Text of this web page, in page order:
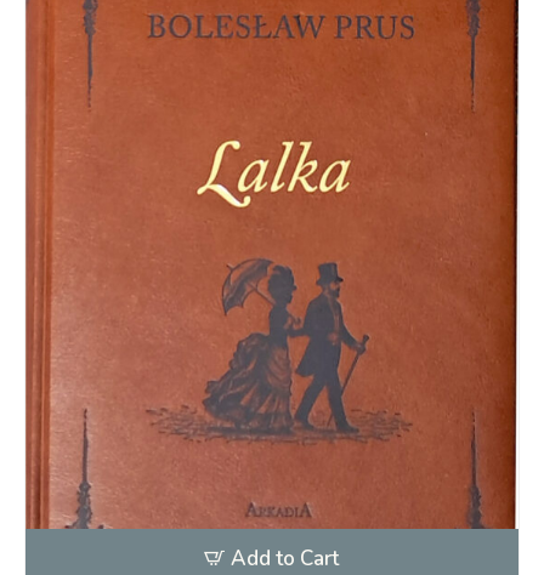
Add to Cart